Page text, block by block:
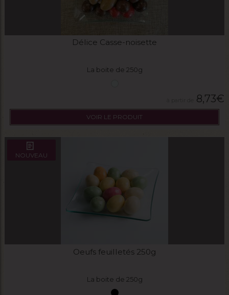
Délice Casse-noisette
La boite de 250g
8,73€
VOIR LE PRODUIT
NOUVEAU
Oeufs feuilletés 250g
La boite de 250g